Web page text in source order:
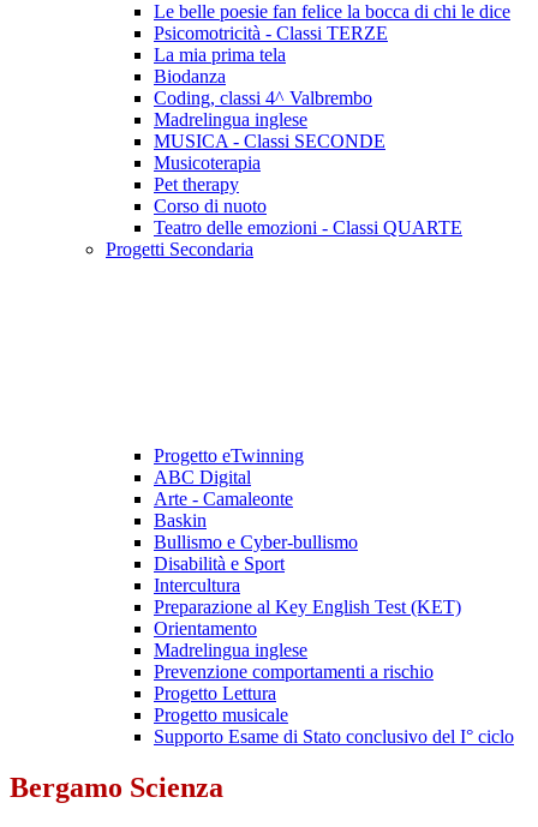
Le belle poesie fan felice la bocca di chi le dice
Psicomotricità - Classi TERZE
La mia prima tela
Biodanza
Coding, classi 4^ Valbrembo
Madrelingua inglese
MUSICA - Classi SECONDE
Musicoterapia
Pet therapy
Corso di nuoto
Teatro delle emozioni - Classi QUARTE
Progetti Secondaria
Progetto eTwinning
ABC Digital
Arte - Camaleonte
Baskin
Bullismo e Cyber-bullismo
Disabilità e Sport
Intercultura
Preparazione al Key English Test (KET)
Orientamento
Madrelingua inglese
Prevenzione comportamenti a rischio
Progetto Lettura
Progetto musicale
Supporto Esame di Stato conclusivo del I° ciclo
Bergamo Scienza